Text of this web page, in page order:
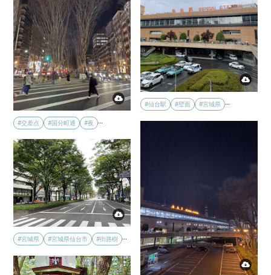
#仙台駅 #壁面 #宮城県 …
#交差点 #国分町通 #夜 …
#宮城県 #宮城県仙台市 #街路樹 …